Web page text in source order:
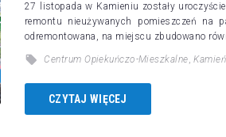
27 listopada w Kamieniu zostały
remontu nieużywanych pomieszczeń na
odremontowana, na miejscu zbudowano
Centrum Opiekuńczo-Mieszkalne,Kamień
CZYTAJ WIĘCEJ